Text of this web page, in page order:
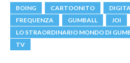
BOING CARTOONITO
FREQUENZA
GUMBALL
JOI
LO STRAORDINARIO MONDO DI
TV